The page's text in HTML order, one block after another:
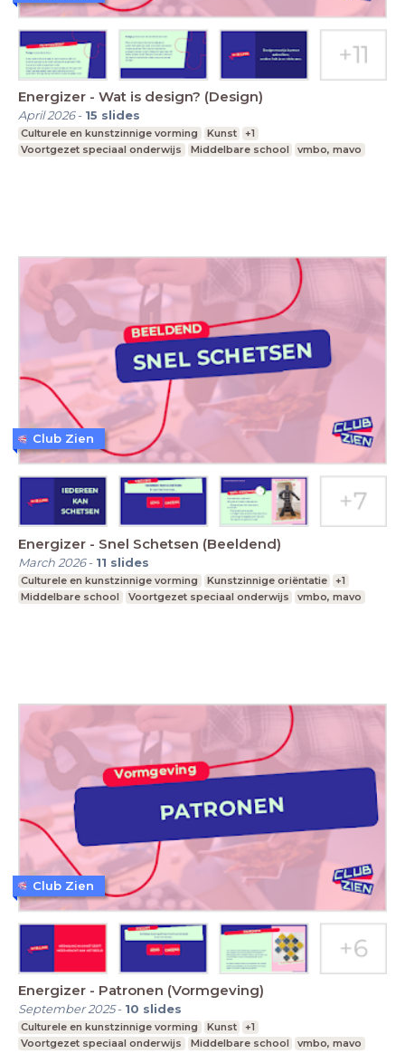
Energizer - Wat is design? (Design)
April 2026- 15 slides
Culturele en kunstzinnige vorming Kunst
+1
Voortgezet speciaal onderwijs
Middelbare school vmbo, mavo
Energizer - Snel Schetsen (Beeldend)
March 2026- 11 slides
Culturele en kunstzinnige vorming Kunstzinnige oriëntatie
+1
Middelbare school
Voortgezet speciaal onderwijs vmbo, mavo
Club Zien
Energizer - Patronen (Vormgeving)
September 2025- 10 slides
Culturele en kunstzinnige vorming Kunst
+1
Voortgezet speciaal onderwijs
Middelbare school vmbo, mavo
Club Zien